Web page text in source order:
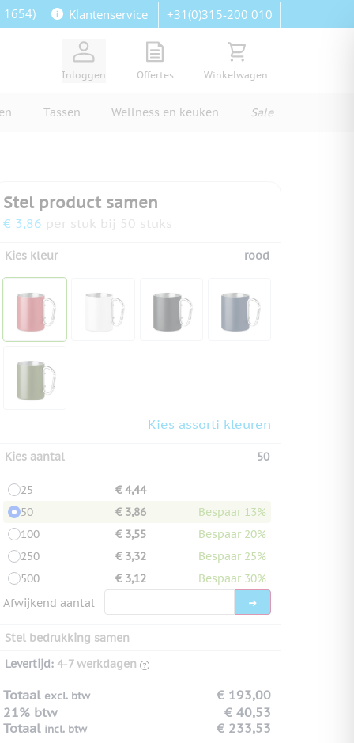
1654) Klantenservice +31(0)315-200 010
Inloggen
View quote, Quote is empty
Offertes
Bekijk winkelwagen,
Winkelwagen
Tassen Wellness en keuken Sale
Stel product samen
€ 3,86 per stuk bij 50 stuks
Kies kleur rood
Kies assorti kleuren
Kies aantal 50
25
€ 4,44
50
€ 3,86
Bespaar 13%
100
€ 3,55
Bespaar 20%
250
€ 3,32
Bespaar 25%
500
€ 3,12
Bespaar 30%
Afwijkend aantal
Stel bedrukking samen
Levertijd: 4-7 werkdagen
Totaal excl. btw
€ 193,00
21% btw
€ 40,53
Totaal incl. btw € 233,53